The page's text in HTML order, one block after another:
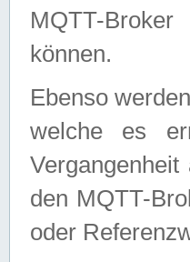
MQTT-
können.
Ebenso
welche es
den MQTT-
oder